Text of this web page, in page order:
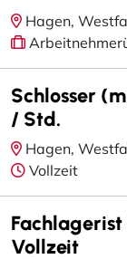
Hagen,
Schlosser
/ Std.
Hagen,
Vollzeit
Vollzeit